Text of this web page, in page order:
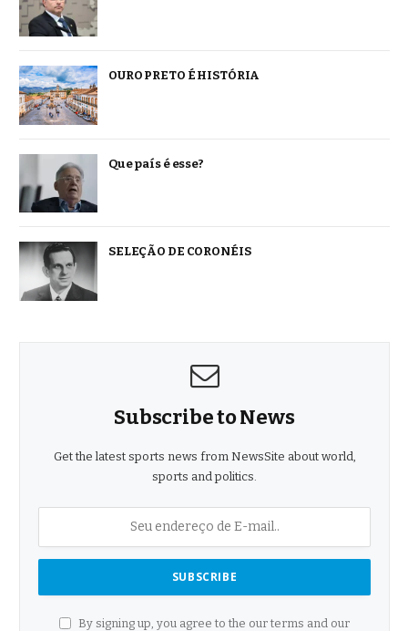
OURO PRETO É HISTÓRIA
Que país é esse?
SELEÇÃO DE CORONÉIS
Subscribe to News
Get the latest sports news from NewsSite about world,
sports and politics.
By signing up, you agree to the our terms and our